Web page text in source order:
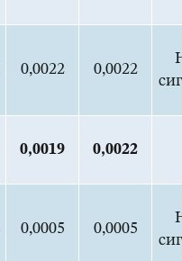
0,0022 0,0022
0,0019 0,0022
0,0005 0,0005